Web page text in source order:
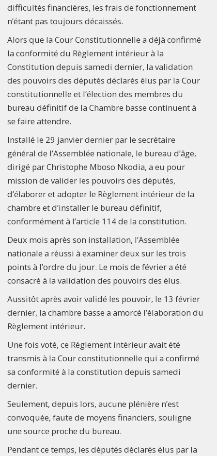
difficultés financières, les frais de fonctionnement
n’étant pas toujours décaissés.
Alors que la Cour Constitutionnelle a déjà confirmé
la conformité du Règlement intérieur à la
Constitution depuis samedi dernier, la validation
des pouvoirs des députés déclarés élus par la Cour
constitutionnelle et l’élection des membres du
bureau définitif de la Chambre basse continuent à
se faire attendre.
Installé le 29 janvier dernier par le secrétaire
général de l’Assemblée nationale, le bureau d’âge,
dirigé par Christophe Mboso Nkodia, a eu pour
mission de valider les pouvoirs des députés,
d’élaborer et adopter le Règlement intérieur de la
chambre et d’installer le bureau définitif,
conformément à l’article 114 de la constitution.
Deux mois après son installation, l’Assemblée
nationale a réussi à examiner deux sur les trois
points à l’ordre du jour. Le mois de février a été
consacré à la validation des pouvoirs des élus.
Aussitôt après avoir validé les pouvoir, le 13 février
dernier, la chambre basse a amorcé l’élaboration du
Règlement intérieur.
Une fois voté, ce Règlement intérieur avait été
transmis à la Cour constitutionnelle qui a confirmé
sa conformité à la constitution depuis samedi
dernier.
Seulement, depuis lors, aucune plénière n’est
convoquée, faute de moyens financiers, souligne
une source proche du bureau.
Pendant ce temps, les députés déclarés élus par la